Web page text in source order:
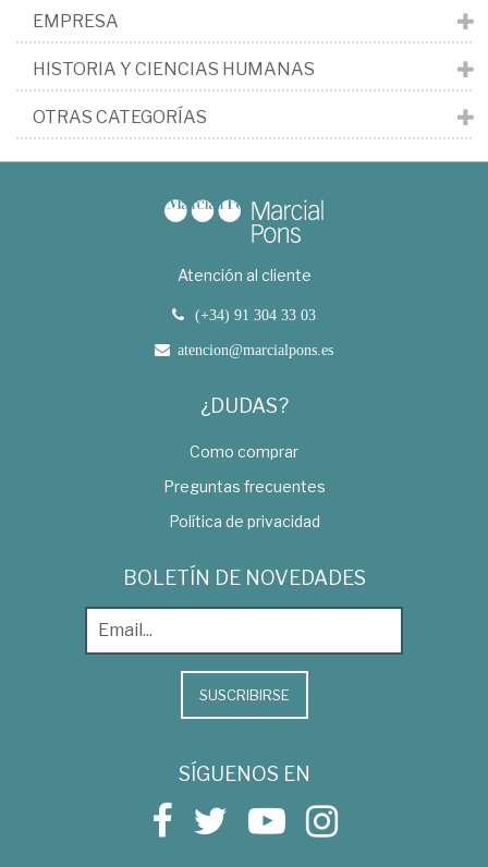
EMPRESA
HISTORIA Y CIENCIAS HUMANAS
OTRAS CATEGORÍAS
Atención al cliente
(+34) 91 304 33 03
atencion@marcialpons.es
¿DUDAS?
Como comprar
Preguntas frecuentes
Política de privacidad
BOLETÍN DE NOVEDADES
SUSCRIBIRSE
SÍGUENOS EN